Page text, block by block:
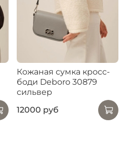
Кожаная сумка кросс-
боди Deboro 30879
сильвер
12000 руб